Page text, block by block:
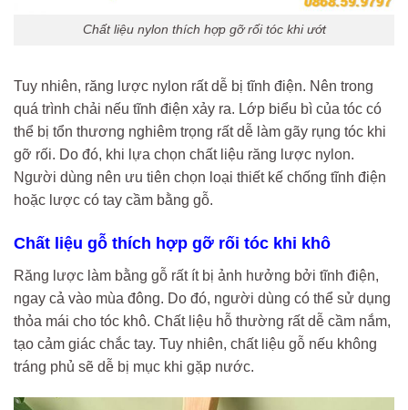
Chất liệu nylon thích hợp gỡ rối tóc khi ướt
Tuy nhiên, răng lược nylon rất dễ bị tĩnh điện. Nên trong
quá trình chải nếu tĩnh điện xảy ra. Lớp biểu bì của tóc có
thể bị tổn thương nghiêm trọng rất dễ làm gãy rụng tóc khi
gỡ rối. Do đó, khi lựa chọn chất liệu răng lược nylon.
Người dùng nên ưu tiên chọn loại thiết kế chống tĩnh điện
hoặc lược có tay cầm bằng gỗ.
Chất liệu gỗ thích hợp gỡ rối tóc khi khô
Răng lược làm bằng gỗ rất ít bị ảnh hưởng bởi tĩnh điện,
ngay cả vào mùa đông. Do đó, người dùng có thể sử dụng
thỏa mái cho tóc khô. Chất liệu hỗ thường rất dễ cầm nắm,
tạo cảm giác chắc tay. Tuy nhiên, chất liệu gỗ nếu không
tráng phủ sẽ dễ bị mục khi gặp nước.